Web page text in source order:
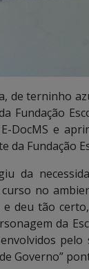
de terninho
Fundação
DocMS e
da Fundação
da
no
deu tão
da
Governo”